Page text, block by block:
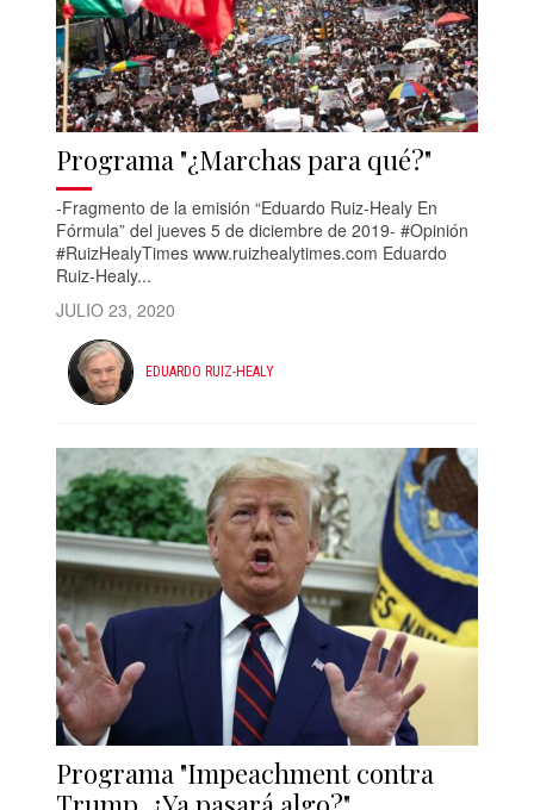
Programa "¿Marchas para qué?"
-Fragmento de la emisión “Eduardo Ruiz-Healy En
Fórmula” del jueves 5 de diciembre de 2019- #Opinión
#RuizHealyTimes www.ruizhealytimes.com Eduardo
Ruiz-Healy...
JULIO 23, 2020
EDUARDO RUIZ-HEALY
Programa "Impeachment contra